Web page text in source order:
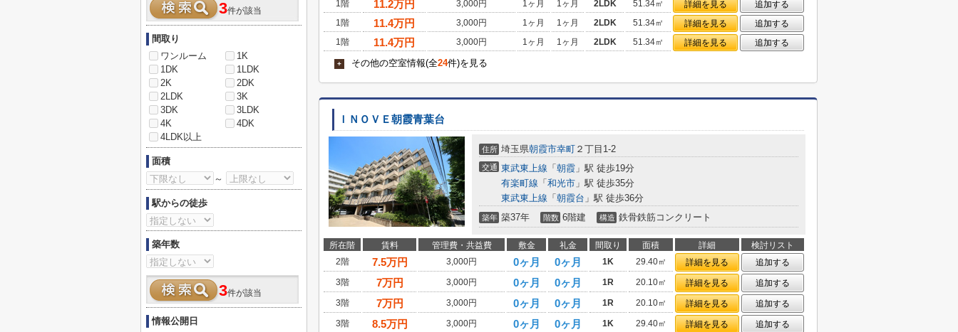
1階
11.2万円 3,000円 1ヶ月 1ヶ月 2LDK 51.34㎡ 詳細を見る
追加する
1階
11.4万円 3,000円 1ヶ月 1ヶ月 2LDK 51.34㎡ 詳細を見る
追加する
1階
11.4万円 3,000円 1ヶ月 1ヶ月 2LDK 51.34㎡ 詳細を見る 追加する
+ その他の空室情報(全24件)を見る
ＩＮＯＶＥ朝霞青葉台
住所 埼玉県朝霞市幸町 ２丁目1-2
交通 東武東上線 「 朝霞 」駅 徒歩19分
有楽町線 「 和光市 」駅 徒歩35分
東武東上線 「 朝霞台 」駅 徒歩36分
築年 築37年 階数 6階建 構造 鉄骨鉄筋コンクリート
所在階 賃料 管理費・共益費 敷金 礼金 間取り 面積 詳細
検討リスト
2階
7.5万円 3,000円 0ヶ月 0ヶ月 1K 29.40㎡ 詳細を見る
追加する
3階
7万円 3,000円 0ヶ月 0ヶ月 1R 20.10㎡ 詳細を見る
追加する
3階
7万円 3,000円 0ヶ月 0ヶ月 1R 20.10㎡ 詳細を見る
追加する
3階
8.5万円 3,000円 0ヶ月 0ヶ月 1K 29.40㎡ 詳細を見る
追加する
3件が該当
間取り
ワンルーム
1K
1DK
1LDK
2K
2DK
2LDK
3K
3DK
3LDK
4K
4DK
4LDK以上
面積
～
駅からの徒歩
築年数
3件が該当
情報公開日